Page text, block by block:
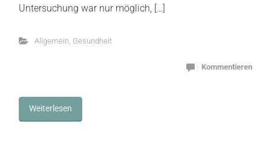
Untersuchung war nur möglich, […]
Allgemein Gesundheit
Kommentieren
Weiterlesen